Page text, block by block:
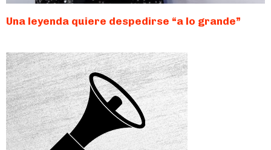
Una leyenda quiere despedirse “a lo grande”